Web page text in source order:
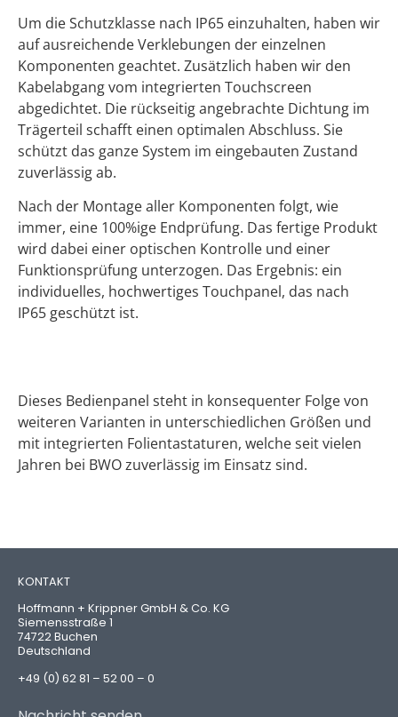
Um die Schutzklasse nach IP65 einzuhalten, haben wir
auf ausreichende Verklebungen der einzelnen
Komponenten geachtet. Zusätzlich haben wir den
Kabelabgang vom integrierten Touchscreen
abgedichtet. Die rückseitig angebrachte Dichtung im
Trägerteil schafft einen optimalen Abschluss. Sie
schützt das ganze System im eingebauten Zustand
zuverlässig ab.
Nach der Montage aller Komponenten folgt, wie
immer, eine 100%ige Endprüfung. Das fertige Produkt
wird dabei einer optischen Kontrolle und einer
Funktionsprüfung unterzogen. Das Ergebnis: ein
individuelles, hochwertiges Touchpanel, das nach
IP65 geschützt ist.
Dieses Bedienpanel steht in konsequenter Folge von
weiteren Varianten in unterschiedlichen Größen und
mit integrierten Folientastaturen, welche seit vielen
Jahren bei BWO zuverlässig im Einsatz sind.
KONTAKT
Hoffmann + Krippner GmbH & Co. KG
Siemensstraße 1
74722 Buchen
Deutschland
+49 (0) 62 81 – 52 00 – 0